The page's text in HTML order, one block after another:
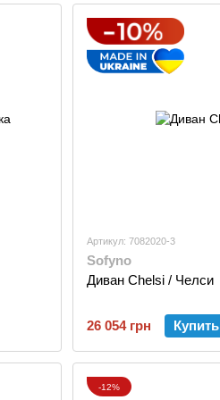
Артикул: 7082020-3
Sofyno
Диван Chelsi / Челси
26 054 грн Купить
-12%